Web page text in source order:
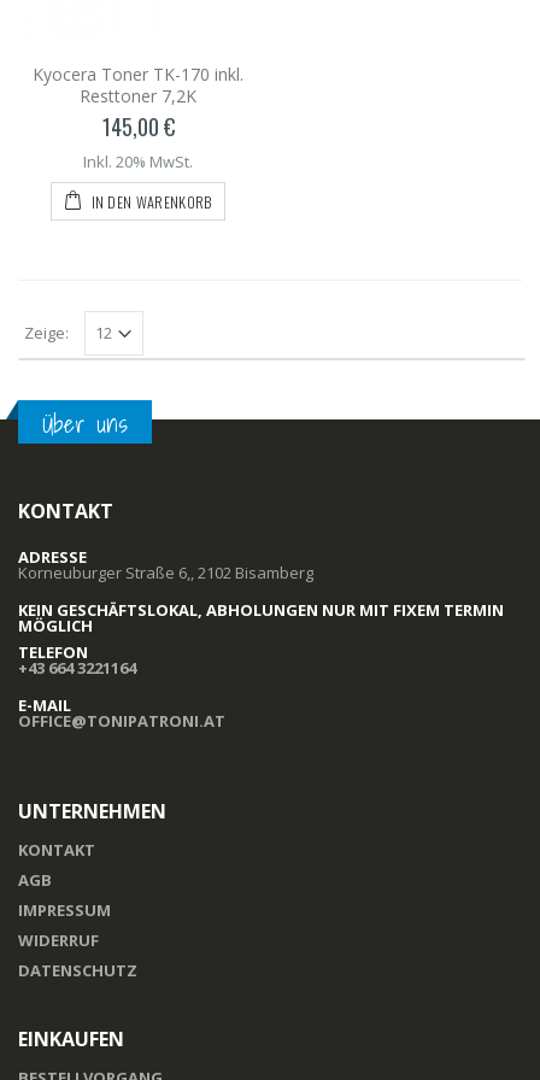
Kyocera Toner TK-170 inkl.
Resttoner 7,2K
145,00 €
Inkl. 20% MwSt.
IN DEN WARENKORB
Zeige:
Über uns
KONTAKT
ADRESSE
Korneuburger Straße 6,, 2102 Bisamberg
KEIN GESCHÄFTSLOKAL, ABHOLUNGEN NUR MIT FIXEM TERMIN
MÖGLICH
TELEFON
+43 664 3221164
E-MAIL
OFFICE@TONIPATRONI.AT
UNTERNEHMEN
KONTAKT
AGB
IMPRESSUM
WIDERRUF
DATENSCHUTZ
EINKAUFEN